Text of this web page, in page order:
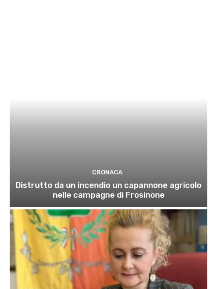
CRONACA
Distrutto da un incendio un capannone agricolo
nelle campagne di Frosinone